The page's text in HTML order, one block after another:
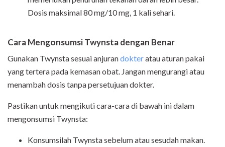
Dosis maksimal 80 mg/10 mg, 1 kali sehari.
Cara Mengonsumsi Twynsta dengan Benar
Gunakan Twynsta sesuai anjurandokteratau aturan pakai
yang tertera pada kemasan obat. Jangan mengurangi atau
menambah dosis tanpa persetujuan dokter.
Pastikan untuk mengikuti cara-cara di bawah ini dalam
mengonsumsi Twynsta:
Konsumsilah Twynsta sebelum atau sesudah makan.